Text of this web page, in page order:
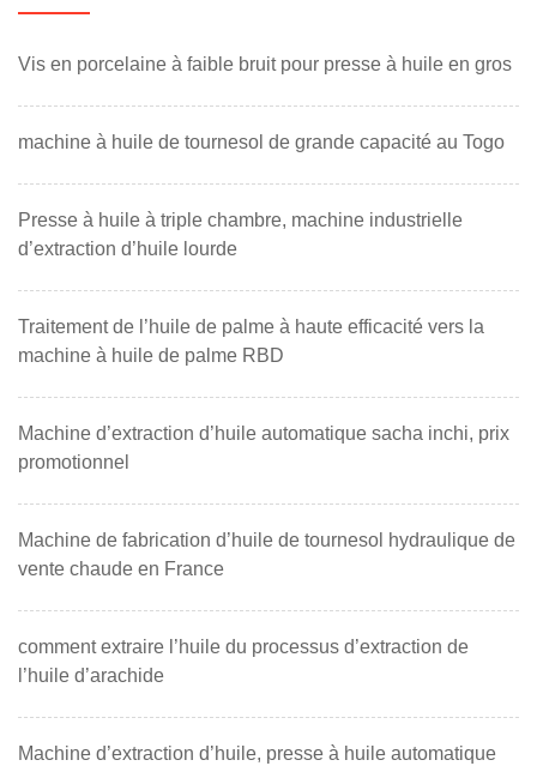
Vis en porcelaine à faible bruit pour presse à huile en gros
machine à huile de tournesol de grande capacité au Togo
Presse à huile à triple chambre, machine industrielle
d’extraction d’huile lourde
Traitement de l’huile de palme à haute efficacité vers la
machine à huile de palme RBD
Machine d’extraction d’huile automatique sacha inchi, prix
promotionnel
Machine de fabrication d’huile de tournesol hydraulique de
vente chaude en France
comment extraire l’huile du processus d’extraction de
l’huile d’arachide
Machine d’extraction d’huile, presse à huile automatique